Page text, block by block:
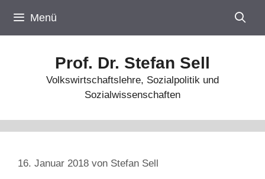
Inhalt
springen
Menü
Prof. Dr. Stefan Sell
Volkswirtschaftslehre, Sozialpolitik und
Sozialwissenschaften
16. Januar 2018 von Stefan Sell